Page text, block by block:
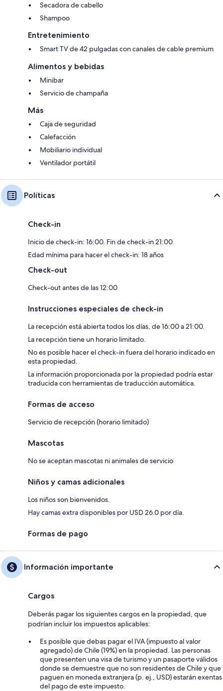
Secadora de cabello
Shampoo
Entretenimiento
Smart TV de 42 pulgadas con canales de cable premium
Alimentos y bebidas
Minibar
Servicio de champaña
Más
Caja de seguridad
Calefacción
Mobiliario individual
Ventilador portátil
Políticas
Check-in
Inicio de check-in: 16:00. Fin de check-in 21:00
Edad mínima para hacer el check-in: 18 años
Check-out
Check-out antes de las 12:00
Instrucciones especiales de check-in
La recepción está abierta todos los días, de 16:00 a 21:00.
La recepción tiene un horario limitado.
No es posible hacer el check-in fuera del horario indicado en
esta propiedad.
La información proporcionada por la propiedad podría estar
traducida con herramientas de traducción automática.
Formas de acceso
Servicio de recepción (horario limitado)
Mascotas
No se aceptan mascotas ni animales de servicio
Niños y camas adicionales
Los niños son bienvenidos.
Hay camas extra disponibles por USD 26.0 por día.
Formas de pago
Información importante
Cargos
Deberás pagar los siguientes cargos en la propiedad, que
podrían incluir los impuestos aplicables:
Es posible que debas pagar el IVA (impuesto al valor
agregado) de Chile (19%) en la propiedad. Las personas
que presenten una visa de turismo y un pasaporte válidos
donde se demuestre que no son residentes de Chile y que
paguen en moneda extranjera (p. ej., USD) estarán exentas
del pago de este impuesto.